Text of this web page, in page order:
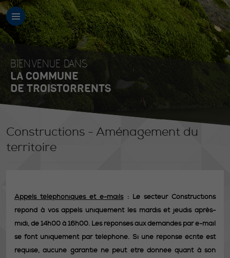
BIENVENUE DANS
LA COMMUNE
DE TROISTORRENTS
Constructions - Aménagement du
territoire
Appels téléphoniques et e-mails: Le secteur Constructions
répond à vos appels uniquement les mardis et jeudis après-
midi, de 14h00 à 16h00. Les réponses aux demandes par e-mail
se font uniquement par téléphone. Si une réponse écrite est
requise, aucune garantie ne peut être donnée quant à son